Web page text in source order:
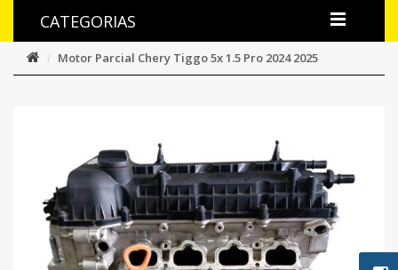
CATEGORIAS
Motor Parcial Chery Tiggo 5x 1.5 Pro 2024 2025